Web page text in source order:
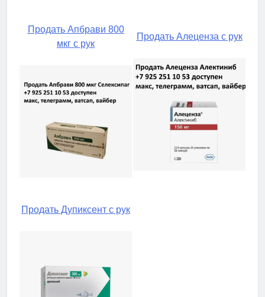
Продать Апбрави 800
мкг с рук
Продать Алеценза с рук
Продать Дупиксент с рук